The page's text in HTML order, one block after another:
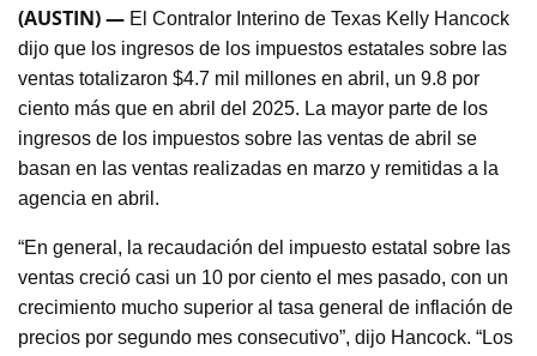
(AUSTIN) — El Contralor Interino de Texas Kelly Hancock
dijo que los ingresos de los impuestos estatales sobre las
ventas totalizaron $4.7 mil millones en abril, un 9.8 por
ciento más que en abril del 2025. La mayor parte de los
ingresos de los impuestos sobre las ventas de abril se
basan en las ventas realizadas en marzo y remitidas a la
agencia en abril.
“En general, la recaudación del impuesto estatal sobre las
ventas creció casi un 10 por ciento el mes pasado, con un
crecimiento mucho superior al tasa general de inflación de
precios por segundo mes consecutivo”, dijo Hancock. “Los